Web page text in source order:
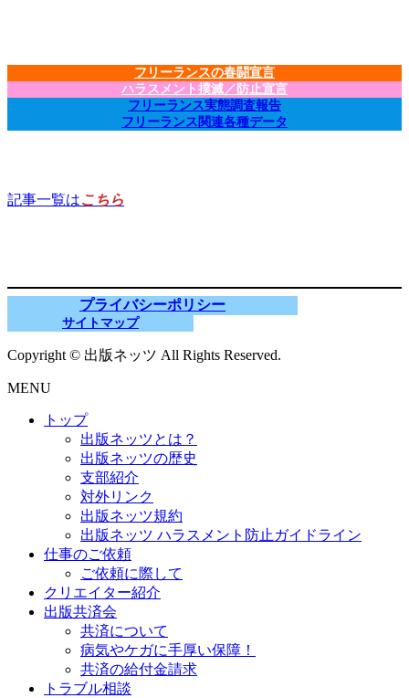
フリーランスの春闘宣言
ハラスメント撲滅／防止宣言
フリーランス実態調査報告
フリーランス関連各種データ
記事一覧はこちら
プライバシーポリシー
サイトマップ
Copyright © 出版ネッツ All Rights Reserved.
MENU
トップ
出版ネッツとは？
出版ネッツの歴史
支部紹介
対外リンク
出版ネッツ規約
出版ネッツ ハラスメント防止ガイドライン
仕事のご依頼
ご依頼に際して
クリエイター紹介
出版共済会
共済について
病気やケガに手厚い保障！
共済の給付金請求
トラブル相談